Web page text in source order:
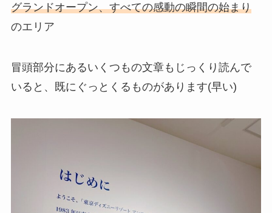
グランドオープン、すべての感動の瞬間の始まり
のエリア
冒頭部分にあるいくつもの文章もじっくり読んで
いると、既にぐっとくるものがあります(早い)